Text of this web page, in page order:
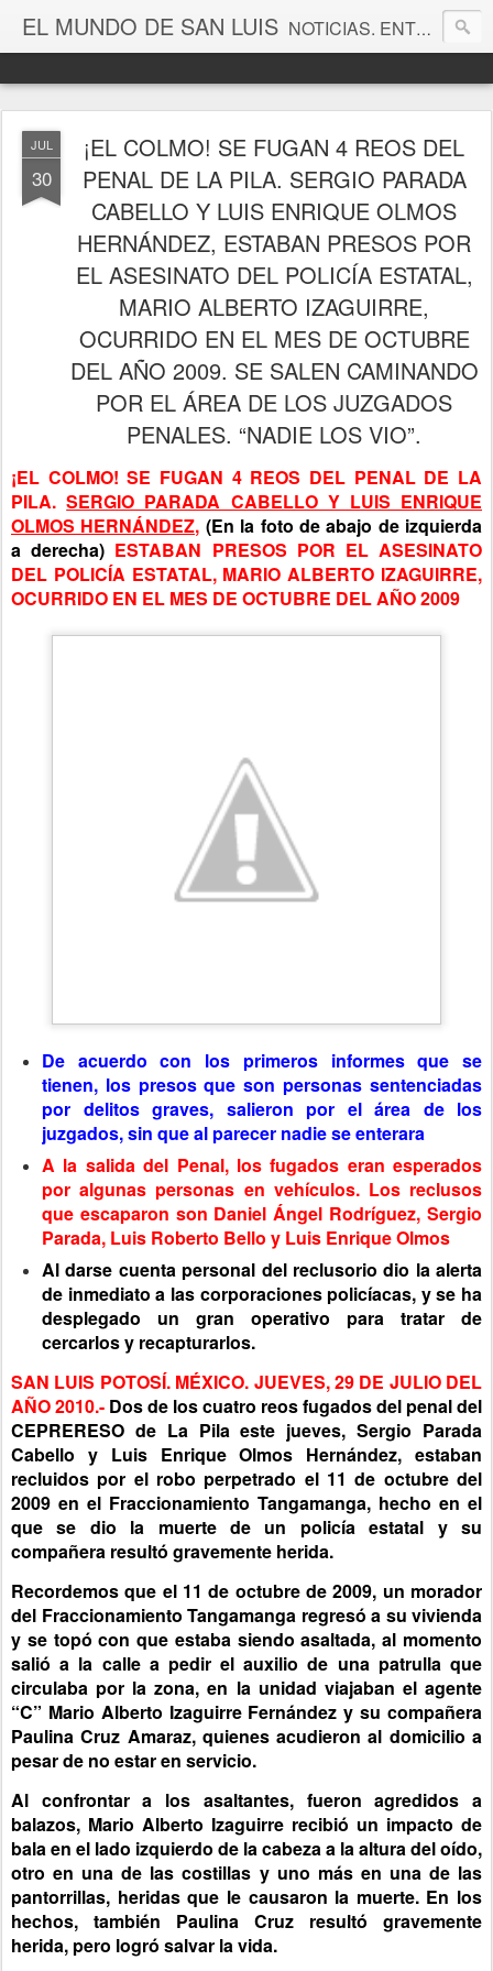
EL MUNDO DE SAN LUIS NOTICIAS. ENTRETENIMIENTO. EDITORIALES. CANAL DE VÍDEOS. GALERÍA DE FOTOGRAFÍAS.
JUL
30
¡EL COLMO! SE FUGAN 4 REOS DEL
PENAL DE LA PILA. SERGIO PARADA
CABELLO Y LUIS ENRIQUE OLMOS
HERNÁNDEZ, ESTABAN PRESOS POR
EL ASESINATO DEL POLICÍA ESTATAL,
MARIO ALBERTO IZAGUIRRE,
OCURRIDO EN EL MES DE OCTUBRE
DEL AÑO 2009. SE SALEN CAMINANDO
POR EL ÁREA DE LOS JUZGADOS
PENALES. “NADIE LOS VIO”.
¡EL COLMO! SE FUGAN 4 REOS DEL PENAL DE LA
PILA.SERGIO PARADA CABELLO Y LUIS ENRIQUE
OLMOS HERNÁNDEZ, (En la foto de abajo de izquierda
a derecha) ESTABAN PRESOS POR EL ASESINATO
DEL POLICÍA ESTATAL, MARIO ALBERTO IZAGUIRRE,
OCURRIDO EN EL MES DE OCTUBRE DEL AÑO 2009
De acuerdo con los primeros informes que se
tienen, los presos que son personas sentenciadas
por delitos graves, salieron por el área de los
juzgados, sin que al parecer nadie se enterara
A la salida del Penal, los fugados eran esperados
por algunas personas en vehículos. Los reclusos
que escaparon son Daniel Ángel Rodríguez, Sergio
Parada, Luis Roberto Bello y Luis Enrique Olmos
Al darse cuenta personal del reclusorio dio la alerta
de inmediato a las corporaciones policíacas, y se ha
desplegado un gran operativo para tratar de
cercarlos y recapturarlos.
SAN LUIS POTOSÍ. MÉXICO. JUEVES, 29 DE JULIO DEL
AÑO 2010.- Dos de los cuatro reos fugados del penal del
CEPRERESO de La Pila este jueves, Sergio Parada
Cabello y Luis Enrique Olmos Hernández, estaban
recluidos por el robo perpetrado el 11 de octubre del
2009 en el Fraccionamiento Tangamanga, hecho en el
que se dio la muerte de un policía estatal y su
compañera resultó gravemente herida.
Recordemos que el 11 de octubre de 2009, un morador
del Fraccionamiento Tangamanga regresó a su vivienda
y se topó con que estaba siendo asaltada, al momento
salió a la calle a pedir el auxilio de una patrulla que
circulaba por la zona, en la unidad viajaban el agente
“C” Mario Alberto Izaguirre Fernández y su compañera
Paulina Cruz Amaraz, quienes acudieron al domicilio a
pesar de no estar en servicio.
Al confrontar a los asaltantes, fueron agredidos a
balazos, Mario Alberto Izaguirre recibió un impacto de
bala en el lado izquierdo de la cabeza a la altura del oído,
otro en una de las costillas y uno más en una de las
pantorrillas, heridas que le causaron la muerte. En los
hechos, también Paulina Cruz resultó gravemente
herida, pero logró salvar la vida.